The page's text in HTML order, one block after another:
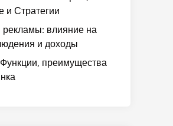
и Стратегии
влияние на
и доходы
преимущества